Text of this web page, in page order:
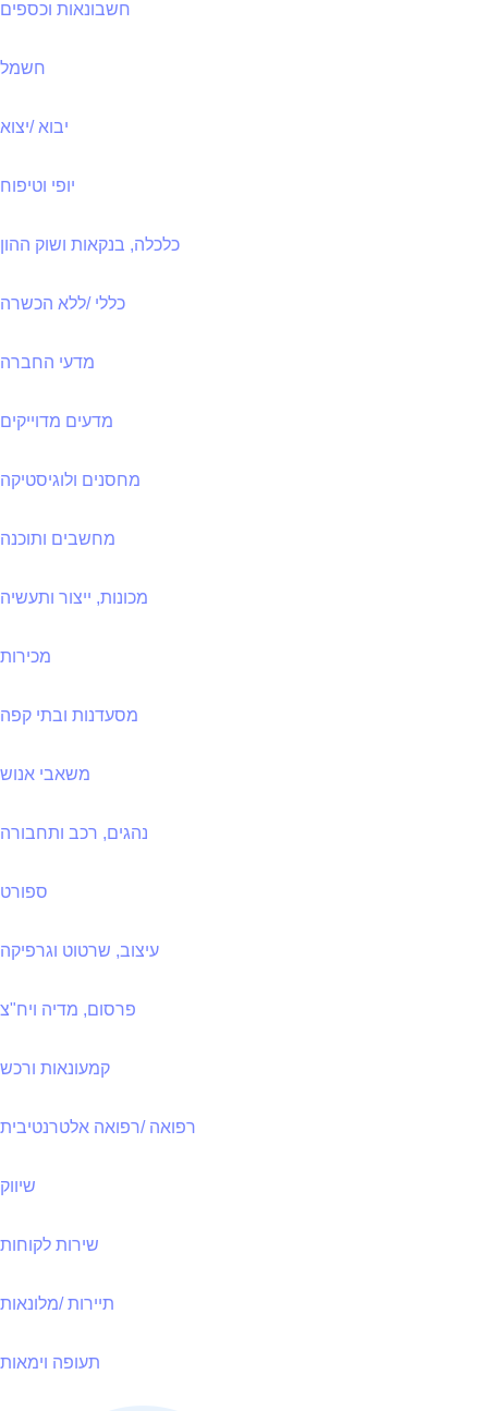
חשבונאות וכספים
חשמל
יבוא /יצוא
יופי וטיפוח
כלכלה, בנקאות ושוק ההון
כללי /ללא הכשרה
מדעי החברה
מדעים מדוייקים
מחסנים ולוגיסטיקה
מחשבים ותוכנה
מכונות, ייצור ותעשיה
מכירות
מסעדנות ובתי קפה
משאבי אנוש
נהגים, רכב ותחבורה
ספורט
עיצוב, שרטוט וגרפיקה
פרסום, מדיה ויח"צ
קמעונאות ורכש
רפואה /רפואה אלטרנטיבית
שיווק
שירות לקוחות
תיירות /מלונאות
תעופה וימאות